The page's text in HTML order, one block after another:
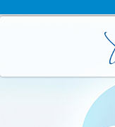
PAR